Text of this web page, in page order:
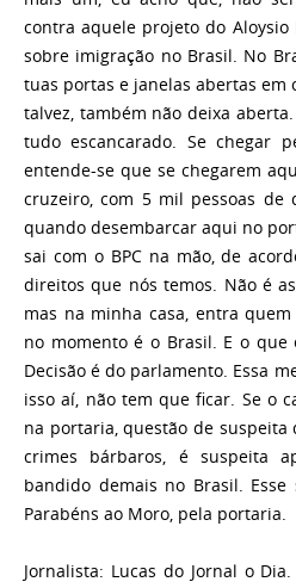
contra aquele projeto do Aloysio
sobre imigração no Brasil. No
tuas portas e janelas abertas em
talvez, também não deixa
tudo escancarado. Se chegar
entende-se que se chegarem
cruzeiro, com 5 mil pessoas
quando desembarcar aqui no
sai com o BPC na mão, de
direitos que nós temos. Não é
mas na minha casa, entra
no momento é o Brasil. E o que
Decisão é do parlamento. Essa
isso aí, não tem que ficar. Se o
na portaria, questão de suspeita
crimes bárbaros, é suspeita
bandido demais no Brasil.
Parabéns ao Moro, pela portaria.
Jornalista: Lucas do Jornal o